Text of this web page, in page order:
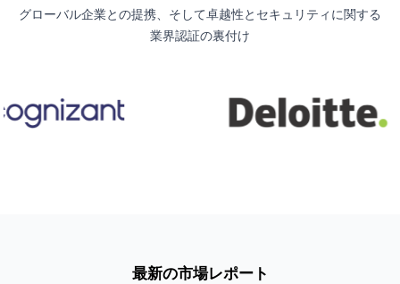
グローバル企業との提携、そして卓越性とセキュリティに関する
業界認証の裏付け
最新の市場レポート